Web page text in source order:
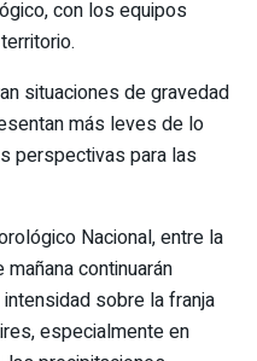
con los equipos
situaciones de gravedad
más leves de lo
perspectivas para las
Nacional, entre la
continuarán
sobre la franja
especialmente en